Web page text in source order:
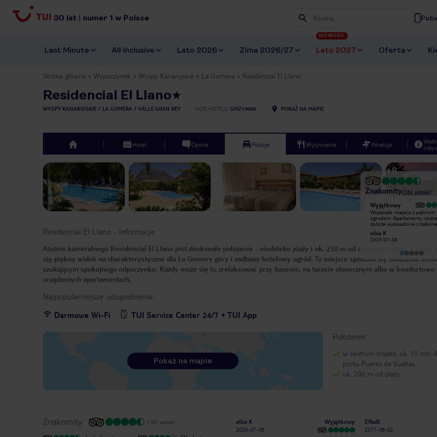
30 lat | numer 1 w Polsce Wpisz frazę, której szukasz
Last Minute All Inclusive Lato 2026 Zima 2026/27 Lato 2027
NOWOŚĆ
Oferta
Strona główna Wypoczynek Wyspy Kanaryjskie La Gomera Residencial El Llano
Residencial El Llano
WYSPY KANARYJSKIE LA GOMERA VALLE GRAN REY KOD HOTELU GMZ10080 POKAŻ NA MAPIE
top Hotel Opinie Pokoje Wyżywienie Atrakcje
Previous slide +8
Znakomity(182 opinie)
Bardzo dobry
Byliśmy w Residencial El Llano na
samochodu. Sam hotel przyjemny,
cichy i z przyjazną obsługą.
Wypoczęliśmy i czuliśmy się tu
bardzo dobrze. Same apartamenty
duże i dobrze wyposażone.
Wyjątkowy
Wspaniałe miejsce z pięknym
ogrodem. Apartamenty czyste,
dobrze wyposażone z
pomocna. Miejsce ciche i
dla osób szukających
parkingowych, sklep 10
dalej. Polecam serdecznie
które unikają gwaru i szukają
spokojnego miejsca. Mnie
eliza K
2025-07-08
Residencial El Llano - informacje
Atutem kameralnego Residencial El Llano jest doskonałe położenie - niedaleko plaży i ok. 250 m od centrum miasta. Z
się piękny widok na charakterystyczne dla La Gomery góry i zadbany hotelowy ogród. To miejsce spodoba się zwłaszcza
szukającym spokojnego odpoczynku. Każdy może się tu zrelaksować przy basenie, na tarasie słonecznym albo w komfortowo
urządzonych apartamentach.
Najpopularniejsze udogodnienia:
Darmowe Wi-Fi
TUI Service Center 24/7 + TUI App
Położenie:
w centrum miasta, ok. 10 min
portu Puerto de Vueltas
ok. 200 m od plaży
Pokaż na mapie
Znakomity (182 opinie)
eliza K
2025-07-08
Wyjątkowy
EfkaB
2017-08-02